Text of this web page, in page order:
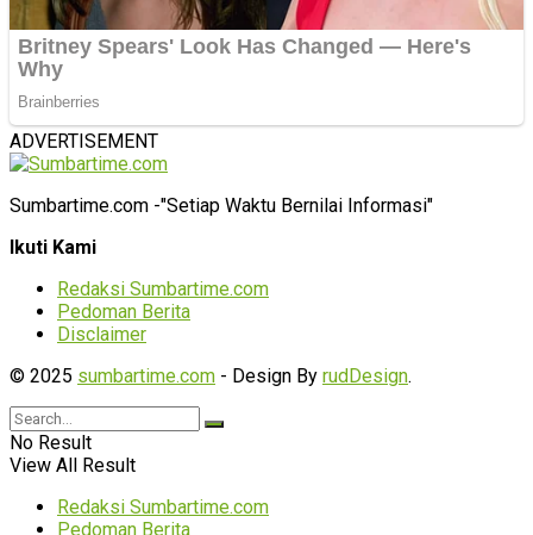
ADVERTISEMENT
Sumbartime.com -"Setiap Waktu Bernilai Informasi"
Ikuti Kami
Redaksi Sumbartime.com
Pedoman Berita
Disclaimer
© 2025 sumbartime.com - Design By rudDesign.
No Result
View All Result
Redaksi Sumbartime.com
Pedoman Berita